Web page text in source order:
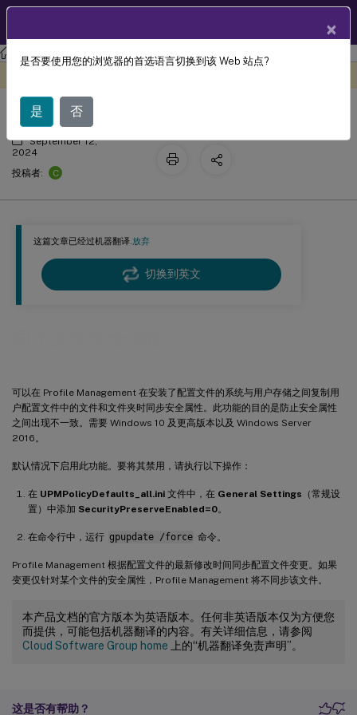
Profile Management Profile Management 2407
这篇文章已经过机器翻译.放弃
切换到英文
可以在 Profile Management 在安装了配置文件的系统与用户存储之间复制用
户配置文件中的文件和文件夹时同步安全属性。此功能的目的是防止安全属性
之间出现不一致。需要 Windows 10 及更高版本以及 Windows Server
2016。
默认情况下启用此功能。要将其禁用，请执行以下操作：
在 UPMPolicyDefaults_all.ini 文件中，在 General Settings （常规设
置）中添加 SecurityPreserveEnabled=0。
在命令行中，运行 gpupdate /force 命令。
Profile Management 根据配置文件的最新修改时间同步配置文件变更。如果
变更仅针对某个文件的安全属性，Profile Management 将不同步该文件。
本产品文档的官方版本为英语版本。任何非英语版本仅为方便您
而提供，可能包括机器翻译的内容。有关详细信息，请参阅
Cloud Software Group home 上的“机器翻译免责声明”。
这是否有帮助？
同步文件安全属性
September 12,
2024
投稿者:
C
×
是否要使用您的浏览器的首选语言切换到该 Web 站点?
是 否